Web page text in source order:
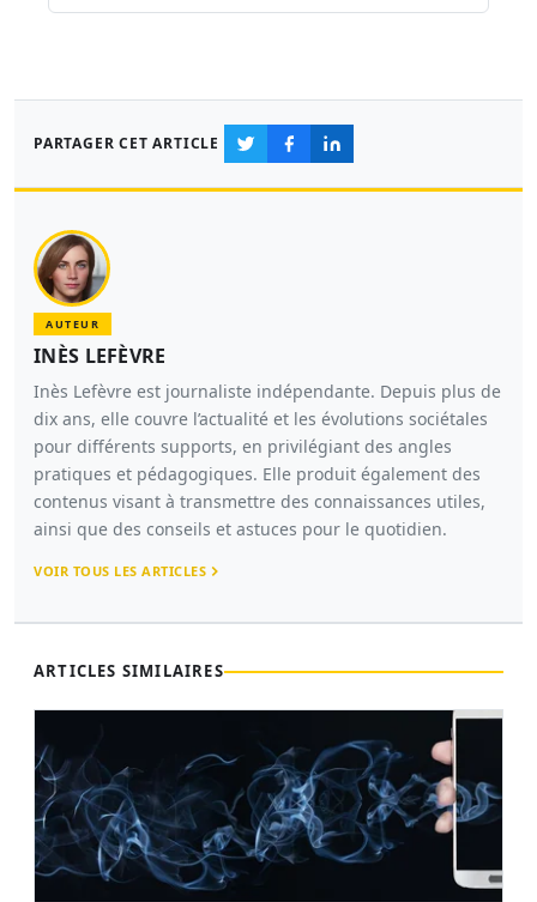
PARTAGER CET ARTICLE
AUTEUR
INÈS LEFÈVRE
Inès Lefèvre est journaliste indépendante. Depuis plus de
dix ans, elle couvre l’actualité et les évolutions sociétales
pour différents supports, en privilégiant des angles
pratiques et pédagogiques. Elle produit également des
contenus visant à transmettre des connaissances utiles,
ainsi que des conseils et astuces pour le quotidien.
VOIR TOUS LES ARTICLES
ARTICLES SIMILAIRES